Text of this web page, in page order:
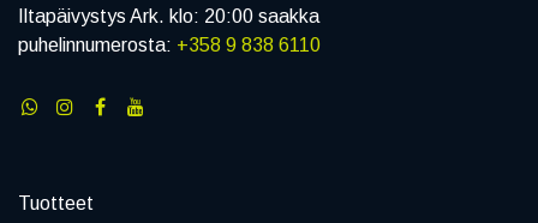
Iltapäivystys Ark. klo: 20:00 saakka
puhelinnumerosta: +358 9 838 6110
Tuotteet